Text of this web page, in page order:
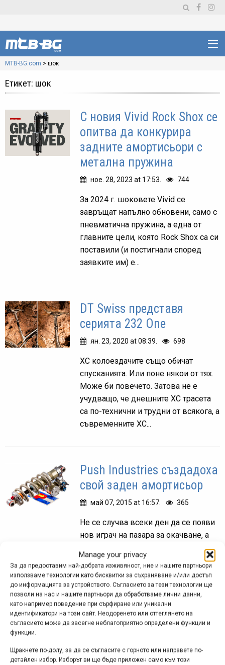
Manage your privacy
За да предоставим най-добрата изживяност, ние и нашите партньори
използваме технологии като бисквитки за съхраняване и/или достъп
до информацията за устройството. Съгласието за тези технологии ще
позволи на нас и нашите партньори да обработваме лични данни,
като например поведение при сърфиране или уникални
идентификатори на този сайт. Неодоренето или оттеглянето на
съгласието може да засегне неблагоприятно определени функции и
функции.
Щракнете по-долу, за да се съгласите с горното или направете по-
детайлен избор. Изборът ви ще бъде приложен само към този
MTB-BG.com > шок
Етикет: шок
С новия Vivid Rock Shox се
опитва да конкурира
задните амортисьори с
метална пружина
ное. 28, 2023 at 17:53. 744
За 2024 г. шоковете Vivid се
завръщат напълно обновени, само с
пневматична пружина, а една от
главните цели, която Rock Shox са си
поставили (и постигнали според
заявките им) е...
DT Swiss представя
серията 232 One
ян. 23, 2020 at 08:39. 698
ХС колоездачите също обичат
спусканията. Или поне някои от тях.
Може би повечето. Затова не е
учудващо, че днешните ХС трасета
са по-технични и трудни от всякога, а
съвременните ХС...
Push Industries създадоха
свой заден амортисьор
май 07, 2015 at 16:57. 365
Не се случва всеки ден да се появи
нов играч на пазара за окачване, а
продукти от най-висок клас, няма
как да не привлече...
Нов тип задни
ян. 10, 2008 at 20:33. 421